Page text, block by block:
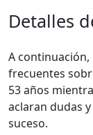
Detalles
A
frecuentes
53 años
aclaran dudas
suceso.